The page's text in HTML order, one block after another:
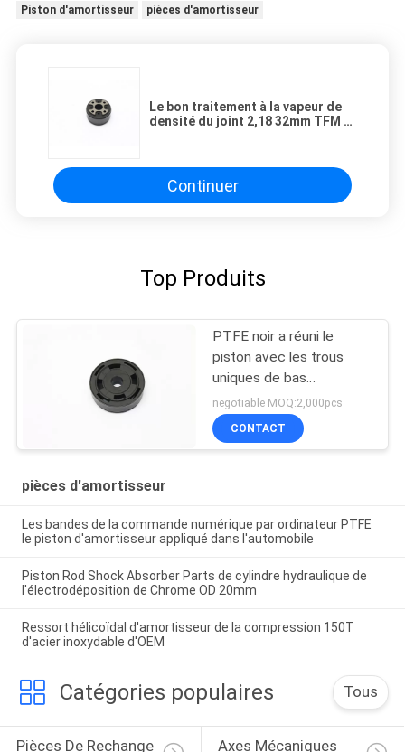
Piston d'amortisseur pièces d'amortisseur
Le bon traitement à la vapeur de
densité du joint 2,18 32mm TFM a
Continuer
Top Produits
PTFE noir a réuni le
piston avec les trous
uniques de bas
frottement
negotiable MOQ:2,000pcs
CONTACT
pièces d'amortisseur
Les bandes de la commande numérique par ordinateur PTFE
le piston d'amortisseur appliqué dans l'automobile
Piston Rod Shock Absorber Parts de cylindre hydraulique de
l'électrodéposition de Chrome OD 20mm
Ressort hélicoïdal d'amortisseur de la compression 150T
d'acier inoxydable d'OEM
Catégories populaires Tous
Pièces De Rechange Axes Mécaniques